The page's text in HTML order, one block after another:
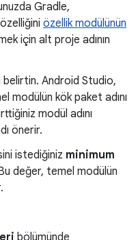
Gradle,
özelliğini özellik modülünün
için alt proje adının
belirtin. Android Studio,
modülün kök paket adını
modül adını
önerir.
istediğiniz minimum
değer, temel modülün
bölümünde